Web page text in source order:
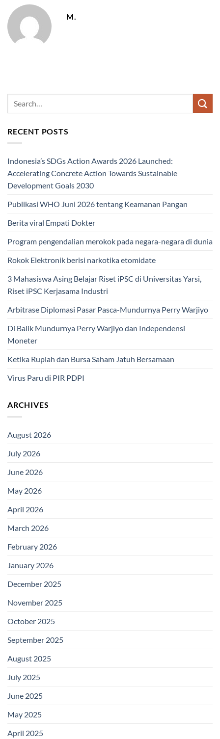
M.
RECENT POSTS
Indonesia’s SDGs Action Awards 2026 Launched:
Accelerating Concrete Action Towards Sustainable
Development Goals 2030
Publikasi WHO Juni 2026 tentang Keamanan Pangan
Berita viral Empati Dokter
Program pengendalian merokok pada negara-negara di dunia
Rokok Elektronik berisi narkotika etomidate
3 Mahasiswa Asing Belajar Riset iPSC di Universitas Yarsi,
Riset iPSC Kerjasama Industri
Arbitrase Diplomasi Pasar Pasca-Mundurnya Perry Warjiyo
Di Balik Mundurnya Perry Warjiyo dan Independensi
Moneter
Ketika Rupiah dan Bursa Saham Jatuh Bersamaan
Virus Paru di PIR PDPI
ARCHIVES
August 2026
July 2026
June 2026
May 2026
April 2026
March 2026
February 2026
January 2026
December 2025
November 2025
October 2025
September 2025
August 2025
July 2025
June 2025
May 2025
April 2025